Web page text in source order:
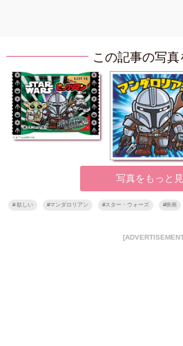
この記事の写真
写真をもっと
#欲しい #マンダロリアン #スター・ウォーズ #映画